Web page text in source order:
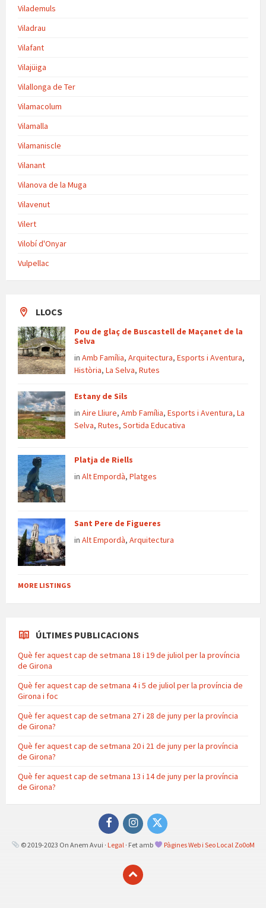
Vilademuls
Viladrau
Vilafant
Vilajüiga
Vilallonga de Ter
Vilamacolum
Vilamalla
Vilamaniscle
Vilanant
Vilanova de la Muga
Vilavenut
Vilert
Vilobí d'Onyar
Vulpellac
LLOCS
Pou de glaç de Buscastell de Maçanet de la
Selva
in Amb Família, Arquitectura, Esports i Aventura,
Història, La Selva, Rutes
Estany de Sils
in Aire Lliure, Amb Família, Esports i Aventura, La
Selva, Rutes, Sortida Educativa
Platja de Riells
in Alt Empordà, Platges
Sant Pere de Figueres
in Alt Empordà, Arquitectura
MORE LISTINGS
ÚLTIMES PUBLICACIONS
Què fer aquest cap de setmana 18 i 19 de juliol per la província
de Girona
Què fer aquest cap de setmana 4 i 5 de juliol per la província de
Girona i foc
Què fer aquest cap de setmana 27 i 28 de juny per la província
de Girona?
Què fer aquest cap de setmana 20 i 21 de juny per la província
de Girona?
Què fer aquest cap de setmana 13 i 14 de juny per la província
de Girona?
FacebookInstagramTwitter
© 2019-2023 On Anem Avui · Legal · Fet amb Pàgines Web i Seo Local Zo0oM